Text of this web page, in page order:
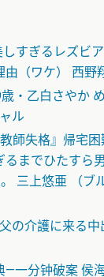
すぎるレズビ
由（ワケ） 西野
・乙白さやか
ル
師失格』帰宅
るまでひたすら
三上悠亜 （ブ
の介護に来る
—一分钟破案 侯